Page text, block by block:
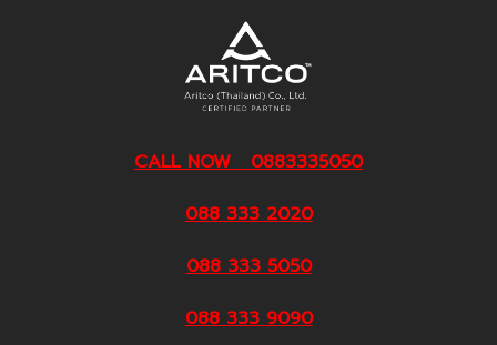
CALL NOW 0883335050
088 333 2020
088 333 5050
088 333 9090